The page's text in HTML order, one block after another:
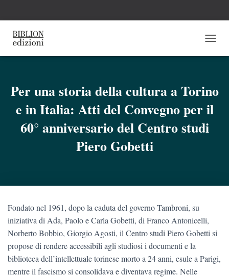
A
A
Z
I
Per una storia della cultura a Torino
e in Italia: Atti del Convegno per il
60° anniversario del Centro studi
Piero Gobetti
Fondato nel 1961, dopo la caduta del governo Tambroni, su
iniziativa di Ada, Paolo e Carla Gobetti, di Franco Antonicelli,
Norberto Bobbio, Giorgio Agosti, il Centro studi Piero Gobetti si
propose di rendere accessibili agli studiosi i documenti e la
biblioteca dell’intellettuale torinese morto a 24 anni, esule a Parigi,
mentre il fascismo si consolidava e diventava regime. Nelle